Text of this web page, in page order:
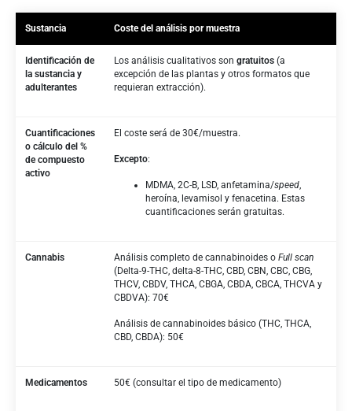
Sustancia Coste del análisis por muestra
Identificación de
la sustancia y
adulterantes
Los análisis cualitativos son gratuitos (a
excepción de las plantas y otros formatos que
requieran extracción).
Cuantificaciones
o cálculo del %
de compuesto
activo
El coste será de 30€/muestra.
Excepto:
MDMA, 2C-B, LSD, anfetamina/speed
heroína, levamisol y fenacetina. Estas
cuantificaciones serán gratuitas.
Cannabis Análisis completo de cannabinoides o Full scan
(Delta-9-THC, delta-8-THC, CBD, CBN, CBC, CBG,
THCV, CBDV, THCA, CBGA, CBDA, CBCA, THCVA y
CBDVA): 70€
Análisis de cannabinoides básico (THC, THCA,
CBD, CBDA): 50€
Medicamentos 50€ (consultar el tipo de medicamento)